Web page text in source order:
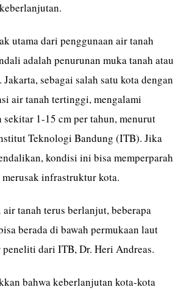
utama dari penggunaan air tanah
adalah penurunan muka tanah atau
. Jakarta, sebagai salah satu kota dengan
air tanah tertinggi, mengalami
sekitar 1-15 cm per tahun, menurut
Teknologi Bandung (ITB). Jika
kondisi ini bisa memperparah
infrastruktur kota.
tanah terus berlanjut, beberapa
berada di bawah permukaan laut
peneliti dari ITB, Dr. Heri Andreas.
bahwa keberlanjutan kota-kota